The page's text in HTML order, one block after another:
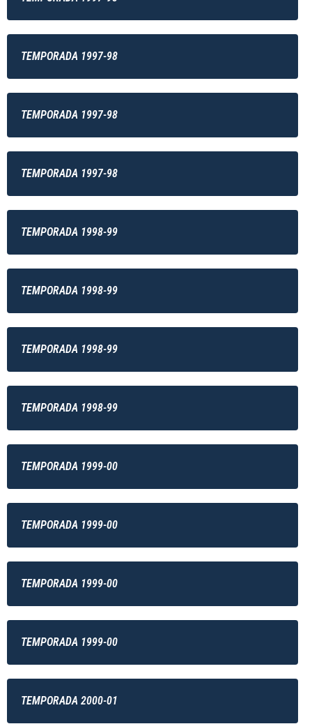
TEMPORADA 1997-98
TEMPORADA 1997-98
TEMPORADA 1997-98
TEMPORADA 1998-99
TEMPORADA 1998-99
TEMPORADA 1998-99
TEMPORADA 1998-99
TEMPORADA 1999-00
TEMPORADA 1999-00
TEMPORADA 1999-00
TEMPORADA 1999-00
TEMPORADA 2000-01